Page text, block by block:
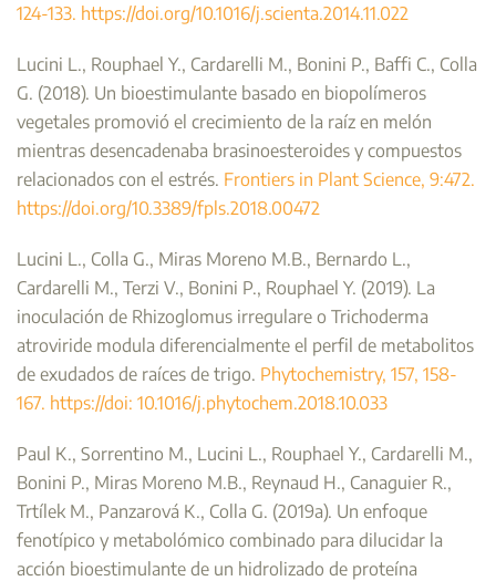
124-133. https://doi.org/10.1016/j.scienta.2014.11.022
Lucini L., Rouphael Y., Cardarelli M., Bonini P., Baffi C., Colla
G. (2018). Un bioestimulante basado en biopolímeros
vegetales promovió el crecimiento de la raíz en melón
mientras desencadenaba brasinoesteroides y compuestos
relacionados con el estrés. Frontiers in Plant Science, 9:472.
https://doi.org/10.3389/fpls.2018.00472
Lucini L., Colla G., Miras Moreno M.B., Bernardo L.,
Cardarelli M., Terzi V., Bonini P., Rouphael Y. (2019). La
inoculación de Rhizoglomus irregulare o Trichoderma
atroviride modula diferencialmente el perfil de metabolitos
de exudados de raíces de trigo. Phytochemistry, 157, 158-
167. https://doi: 10.1016/j.phytochem.2018.10.033
Paul K., Sorrentino M., Lucini L., Rouphael Y., Cardarelli M.,
Bonini P., Miras Moreno M.B., Reynaud H., Canaguier R.,
Trtílek M., Panzarová K., Colla G. (2019a). Un enfoque
fenotípico y metabolómico combinado para dilucidar la
acción bioestimulante de un hidrolizado de proteína